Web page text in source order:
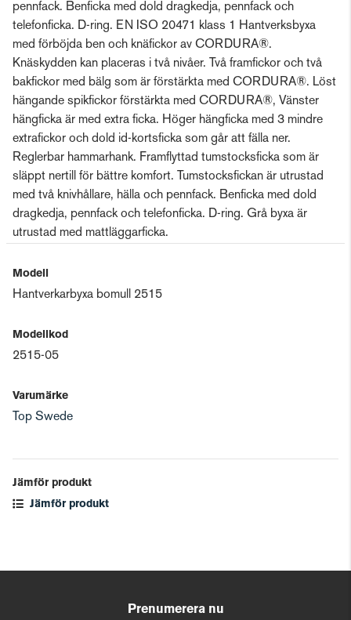
pennfack. Benficka med dold dragkedja, pennfack och
telefonficka. D-ring. EN ISO 20471 klass 1 Hantverksbyxa
med förböjda ben och knäfickor av CORDURA®.
Knäskydden kan placeras i två nivåer. Två framfickor och två
bakfickor med bälg som är förstärkta med CORDURA®. Löst
hängande spikfickor förstärkta med CORDURA®, Vänster
hängficka är med extra ficka. Höger hängficka med 3 mindre
extrafickor och dold id-kortsficka som går att fälla ner.
Reglerbar hammarhank. Framflyttad tumstocksficka som är
släppt nertill för bättre komfort. Tumstocksfickan är utrustad
med två knivhållare, hälla och pennfack. Benficka med dold
dragkedja, pennfack och telefonficka. D-ring. Grå byxa är
utrustad med mattläggarficka.
Modell
Hantverkarbyxa bomull 2515
Modellkod
2515-05
Varumärke
Top Swede
Jämför produkt
Jämför produkt
Prenumerera nu